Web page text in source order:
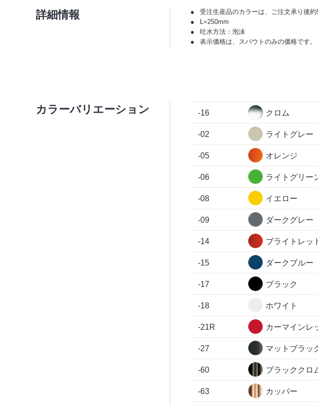
詳細情報
受注生産品のカラーは、ご注文承り後
L=250mm
吐水方法：泡沫
表示価格は、スパウトのみの価格です。
カラーバリエーション -16 クロム
-02 ライトグレー
-05 オレンジ
-06 ライトグリー
-08 イエロー
-09 ダークグレー
-14 ブライトレッ
-15 ダークブルー
-17 ブラック
-18 ホワイト
-21R カーマインレ
-27 マットブラッ
-60 ブラッククロ
-63 カッパー